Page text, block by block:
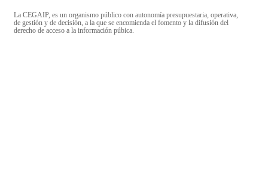
La CEGAIP, es un organismo público con autonomía presupuestaria, operativa,
de gestión y de decisión, a la que se encomienda el fomento y la difusión del
derecho de acceso a la información púbica.